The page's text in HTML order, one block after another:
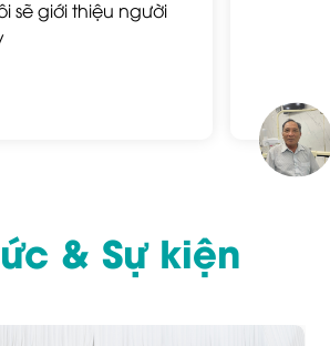
sẽ giới thiệu người
& Sự kiện